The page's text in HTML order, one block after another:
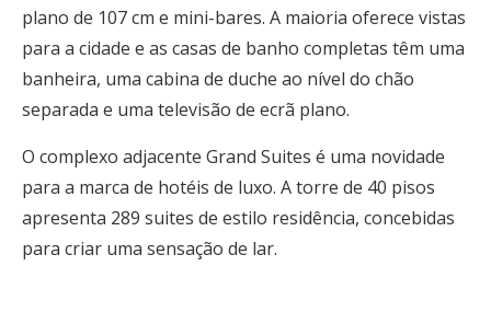
plano de 107 cm e mini-bares. A maioria oferece vistas
para a cidade e as casas de banho completas têm uma
banheira, uma cabina de duche ao nível do chão
separada e uma televisão de ecrã plano.
O complexo adjacente Grand Suites é uma novidade
para a marca de hotéis de luxo. A torre de 40 pisos
apresenta 289 suites de estilo residência, concebidas
para criar uma sensação de lar.